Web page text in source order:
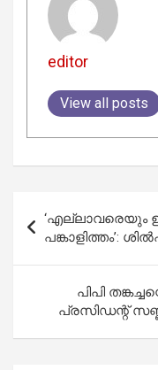
editor
View all posts
navigation
‘എല്ലാവരെയും
പങ്കാളിത്തം’:
പിപി
പ്രസിഡന്റ്